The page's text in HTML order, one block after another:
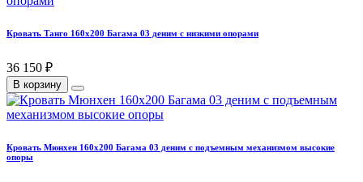
Кровать Танго 160х200 Багама 03 деним с низкими опорами
36 150 ₽
В корзину
Кровать Мюнхен 160х200 Багама 03 деним с подъемным механизмом высокие
опоры